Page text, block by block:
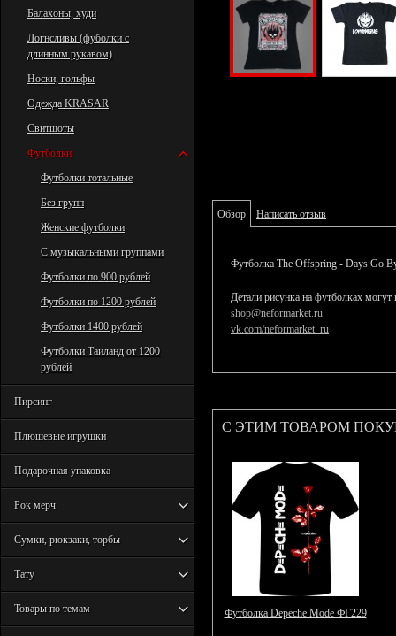
Балахоны, худи
Логнсливы (фуболки с
длинным рукавом)
Носки, гольфы
Одежда KRASAR
Свитшоты
Футболки
Футболки тотальные
Без групп
Женские футболки
С музыкальными группами
Футболки по 900 рублей
Футболки по 1200 рублей
Футболки 1400 рублей
Футболки Таиланд от 1200
рублей
Пирсинг
Плюшевые игрушки
Подарочная упаковка
Рок мерч
Сумки, рюкзаки, торбы
Тату
Товары по темам
Обзор Написать отзыв
Футболка The Offspring - Days Go
Детали рисунка на футболках
shop@neformarket.ru
vk.com/neformarket_ru
С ЭТИМ ТОВАРОМ
Футболка Depeche Mode ФГ229